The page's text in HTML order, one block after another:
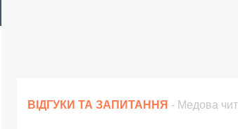
ВІДГУКИ ТА ЗАПИТАННЯ - Медова